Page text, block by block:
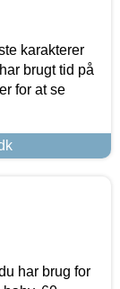
karakterer
brugt tid på
for at se
har brug for